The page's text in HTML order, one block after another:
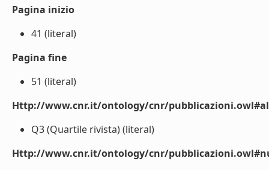
Pagina inizio
41 (literal)
Pagina fine
51 (literal)
Http://www.cnr.it/ontology/cnr/
Q3 (Quartile rivista) (literal)
Http://www.cnr.it/ontology/cnr/